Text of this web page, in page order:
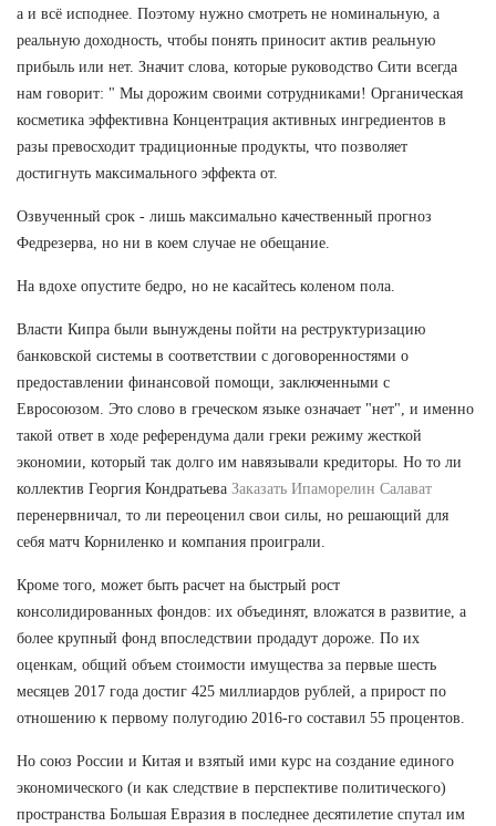
а и всё исподнее. Поэтому нужно смотреть не номинальную, а
реальную доходность, чтобы понять приносит актив реальную
прибыль или нет. Значит слова, которые руководство Сити всегда
нам говорит: " Мы дорожим своими сотрудниками! Органическая
косметика эффективна Концентрация активных ингредиентов в
разы превосходит традиционные продукты, что позволяет
достигнуть максимального эффекта от.
Озвученный срок - лишь максимально качественный прогноз
Федрезерва, но ни в коем случае не обещание.
На вдохе опустите бедро, но не касайтесь коленом пола.
Власти Кипра были вынуждены пойти на реструктуризацию
банковской системы в соответствии с договоренностями о
предоставлении финансовой помощи, заключенными с
Евросоюзом. Это слово в греческом языке означает "нет", и именно
такой ответ в ходе референдума дали греки режиму жесткой
экономии, который так долго им навязывали кредиторы. Но то ли
коллектив Георгия Кондратьева Заказать Ипаморелин Салават
перенервничал, то ли переоценил свои силы, но решающий для
себя матч Корниленко и компания проиграли.
Кроме того, может быть расчет на быстрый рост
консолидированных фондов: их объединят, вложатся в развитие, а
более крупный фонд впоследствии продадут дороже. По их
оценкам, общий объем стоимости имущества за первые шесть
месяцев 2017 года достиг 425 миллиардов рублей, а прирост по
отношению к первому полугодию 2016-го составил 55 процентов.
Но союз России и Китая и взятый ими курс на создание единого
экономического (и как следствие в перспективе политического)
пространства Большая Евразия в последнее десятилетие спутал им